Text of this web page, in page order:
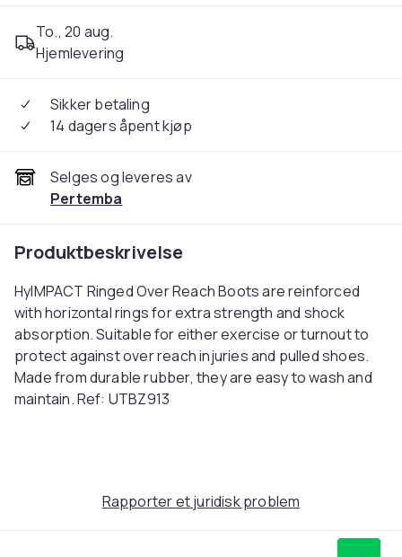
To., 20 aug.
Hjemlevering
Sikker betaling
14 dagers åpent kjøp
Selges og leveres av
Pertemba
Produktbeskrivelse
HyIMPACT Ringed Over Reach Boots are reinforced
with horizontal rings for extra strength and shock
absorption. Suitable for either exercise or turnout to
protect against over reach injuries and pulled shoes.
Made from durable rubber, they are easy to wash and
maintain. Ref: UTBZ913
Rapporter et juridisk problem